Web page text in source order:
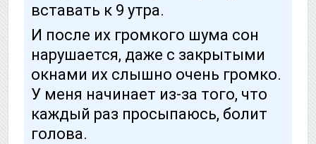
вставать к 9 утра.
И после их громкого шума сон
нарушается, даже с закрытыми
окнами их слышно очень громко.
У меня начинает из-за того, что
каждый раз просыпаюсь, болит
голова.